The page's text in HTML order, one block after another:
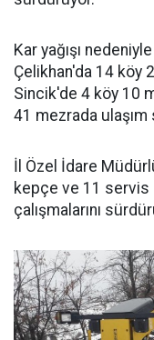
Kar yağışı
Çelikhan'da 14 köy
Sincik'de 4 köy 10
41 mezrada ulaşım
İl Özel İdare
kepçe ve 11 servis
çalışmalarını